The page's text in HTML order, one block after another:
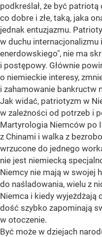
podkreślał, że być
co dobre i złe, taką, jaka
jednak entuzjazmu.
w duchu internacjonalizmu
enerdowskiego", nie ma
i postępowy. Głównie
o niemieckie interesy,
i zahamowanie bankructw
Jak widać, patriotyzm w
w zależności od potrzeb i
Martyrologia Niemców po
z Chinami i walka z
wrzucone do jednego
nie jest niemiecką
Niemcy nie mają w swojej
do naśladowania, wielu z
Niemca i kiedy wyjeżdżają
dość szybko zapominają
w otoczenie.
Być może w dziejach